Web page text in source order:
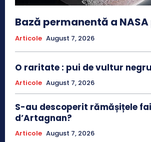
Bază permanentă a NASA
Articole August 7, 2026
O raritate : pui de vultur negru
Articole August 7, 2026
S-au descoperit rămășițele
d’Artagnan?
Articole August 7, 2026